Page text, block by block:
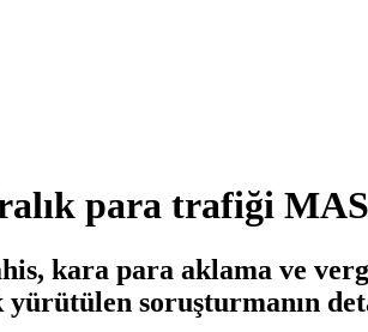
para trafiği
kara para aklama ve
soruşturmanın